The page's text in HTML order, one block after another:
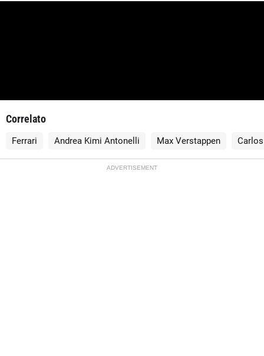
Correlato
Ferrari Andrea Kimi Antonelli Max Verstappen
ADVERTISEMENT